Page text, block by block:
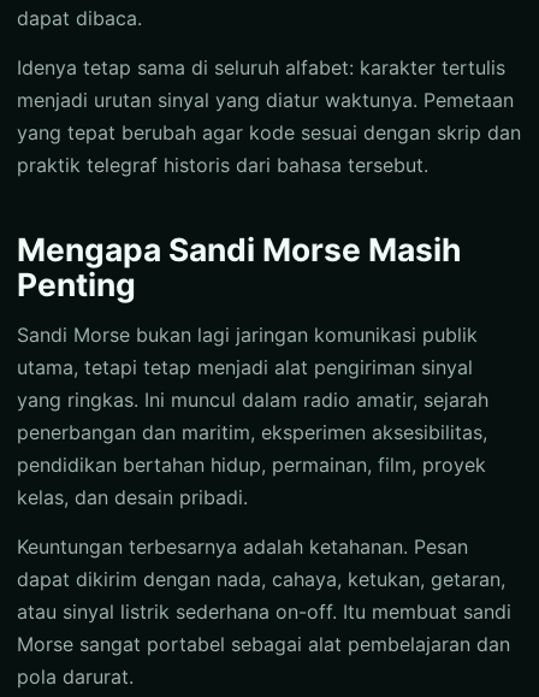
dapat dibaca.
Idenya tetap sama di seluruh alfabet: karakter tertulis
menjadi urutan sinyal yang diatur waktunya. Pemetaan
yang tepat berubah agar kode sesuai dengan skrip dan
praktik telegraf historis dari bahasa tersebut.
Mengapa Sandi Morse Masih
Penting
Sandi Morse bukan lagi jaringan komunikasi publik
utama, tetapi tetap menjadi alat pengiriman sinyal
yang ringkas. Ini muncul dalam radio amatir, sejarah
penerbangan dan maritim, eksperimen aksesibilitas,
pendidikan bertahan hidup, permainan, film, proyek
kelas, dan desain pribadi.
Keuntungan terbesarnya adalah ketahanan. Pesan
dapat dikirim dengan nada, cahaya, ketukan, getaran,
atau sinyal listrik sederhana on-off. Itu membuat sandi
Morse sangat portabel sebagai alat pembelajaran dan
pola darurat.